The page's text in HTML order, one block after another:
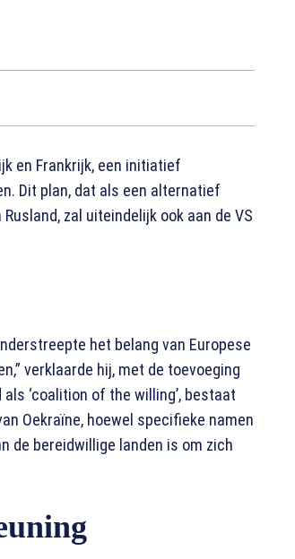
en Frankrijk, een initiatief
Dit plan, dat als een alternatief
zal uiteindelijk ook aan de VS
het belang van Europese
verklaarde hij, met de toevoeging
‘coalition of the willing’, bestaat
Oekraïne, hoewel specifieke namen
de bereidwillige landen is om zich